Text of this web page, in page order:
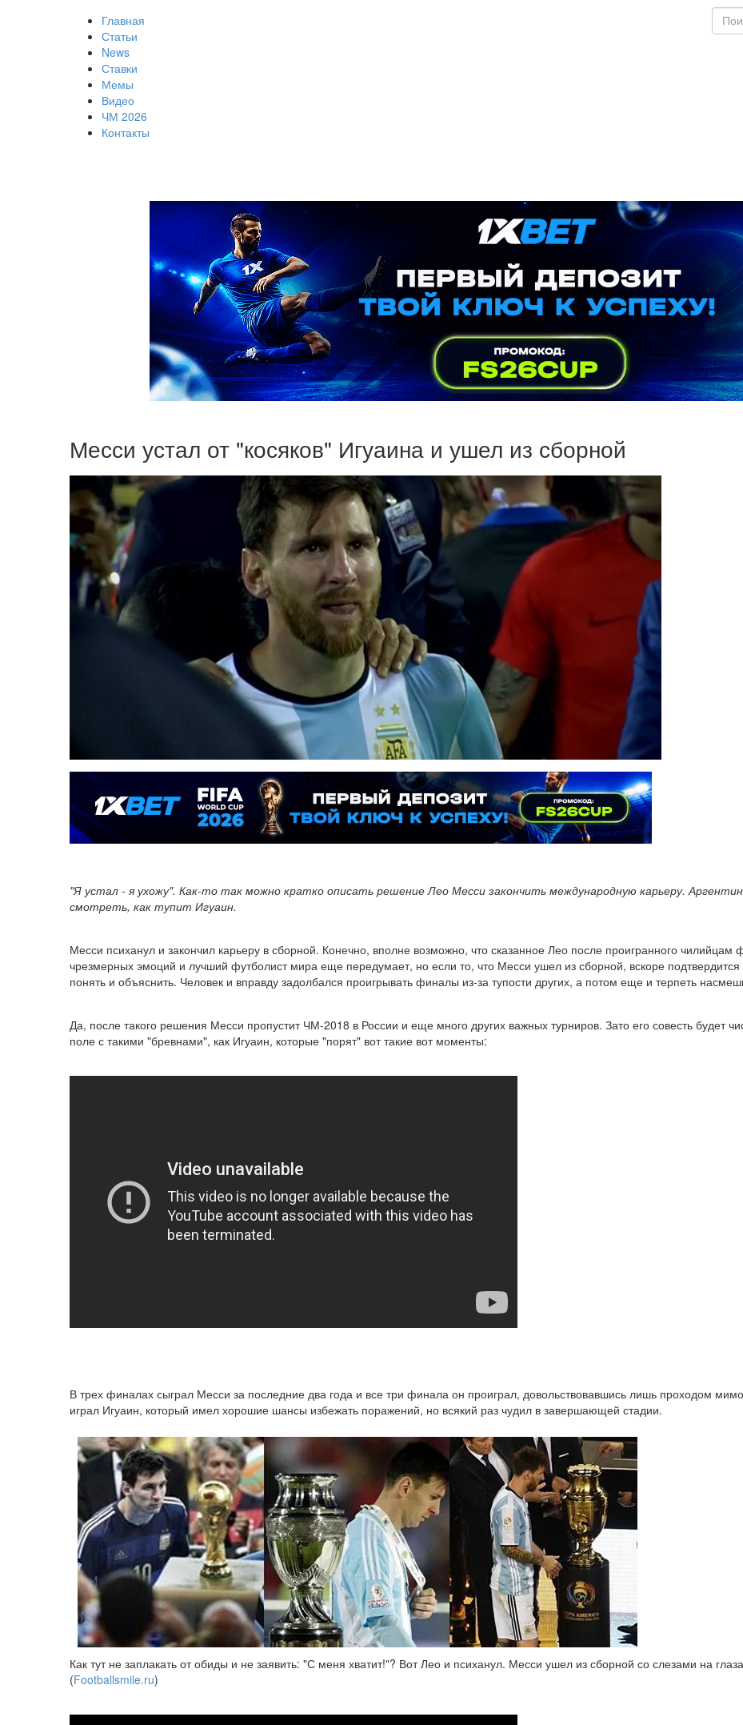
Главная
Статьи
News
Ставки
Мемы
Видео
ЧМ 2026
Контакты
Месси устал от "косяков" Игуаина и ушел из сборной
"Я устал - я ухожу". Как-то так можно кратко описать решение Лео Месси закончить международную карьеру.
смотреть, как тупит Игуаин.
Месси психанул и закончил карьеру в сборной. Конечно, вполне возможно, что сказанное Лео после проигранного
чрезмерных эмоций и лучший футболист мира еще передумает, но если то, что Месси ушел из сборной, вскоре
понять и объяснить. Человек и вправду задолбался проигрывать финалы из-за тупости других, а потом еще и терпеть
Да, после такого решения Месси пропустит ЧМ-2018 в России и еще много других важных турниров. Зато его совесть будет
поле с такими "бревнами", как Игуаин, которые "порят" вот такие вот моменты:
В трех финалах сыграл Месси за последние два года и все три финала он проиграл, довольствовавшись лишь проходом
играл Игуаин, который имел хорошие шансы избежать поражений, но всякий раз чудил в завершающей стадии.
Как тут не заплакать от обиды и не заявить: "С меня хватит!"? Вот Лео и психанул. Месси ушел из сборной со слезами на
(Footballsmile.ru)